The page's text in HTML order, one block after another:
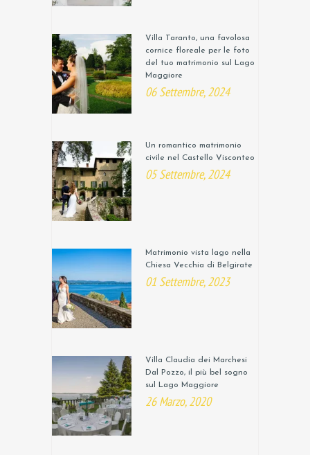
Villa Taranto, una favolosa
cornice floreale per le foto
del tuo matrimonio sul Lago
Maggiore
06 Settembre, 2024
Un romantico matrimonio
civile nel Castello Visconteo
05 Settembre, 2024
Matrimonio vista lago nella
Chiesa Vecchia di Belgirate
01 Settembre, 2023
Villa Claudia dei Marchesi
Dal Pozzo, il più bel sogno
sul Lago Maggiore
26 Marzo, 2020